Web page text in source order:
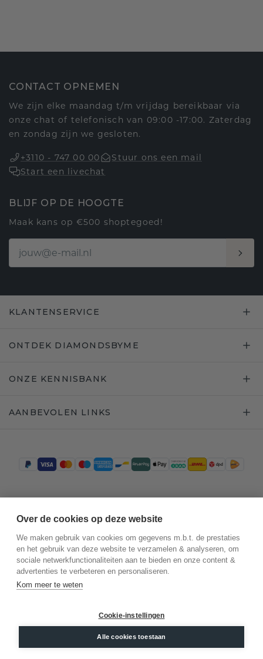
CONTACT OPNEMEN
We zijn elke maandag t/m vrijdag bereikbaar via
onze chat of telefonisch van 09:00 -17:00. Zaterdag
en zondag zijn we gesloten.
+3110 - 747 00 00
Stuur ons een mail
Start een livechat
BLIJF OP DE HOOGTE
Maak kans op €500 shoptegoed!
KLANTENSERVICE
ONTDEK DIAMONDSBYME
ONZE KENNISBANK
AANBEVOLEN LINKS
©2026.DiamondsByMe
Algemene voorwaarden
Over de cookies op deze website
We maken gebruik van cookies om gegevens m.b.t. de prestaties
en het gebruik van deze website te verzamelen & analyseren, om
sociale netwerkfunctionaliteiten aan te bieden en onze content &
advertenties te verbeteren en personaliseren.
Kom meer te weten
Cookie-instellingen
Alle cookies toestaan